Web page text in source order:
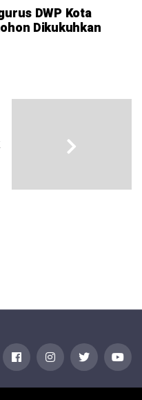
DWP Kota
Dikukuhkan